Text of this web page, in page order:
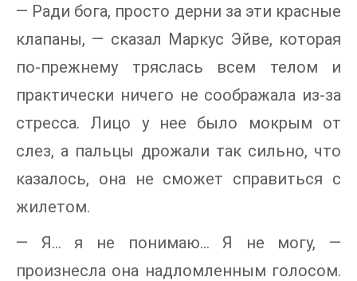
— Ради бога, просто дерни за эти красные
клапаны, — сказал Маркус Эйве, которая
по-прежнему тряслась всем телом и
практически ничего не соображала из-за
стресса. Лицо у нее было мокрым от
слез, а пальцы дрожали так сильно, что
казалось, она не сможет справиться с
жилетом.
— Я... я не понимаю... Я не могу, —
произнесла она надломленным голосом.